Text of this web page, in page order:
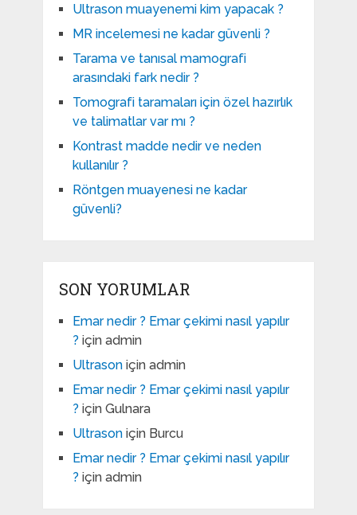
Ultrason muayenemi kim yapacak ?
MR incelemesi ne kadar güvenli ?
Tarama ve tanısal mamografi
arasındaki fark nedir ?
Tomografi taramaları için özel hazırlık
ve talimatlar var mı ?
Kontrast madde nedir ve neden
kullanılır ?
Röntgen muayenesi ne kadar
güvenli?
SON YORUMLAR
Emar nedir ? Emar çekimi nasıl yapılır
? için admin
Ultrasoniçin admin
Emar nedir ? Emar çekimi nasıl yapılır
? için Gulnara
Ultrasoniçin Burcu
Emar nedir ? Emar çekimi nasıl yapılır
? için admin